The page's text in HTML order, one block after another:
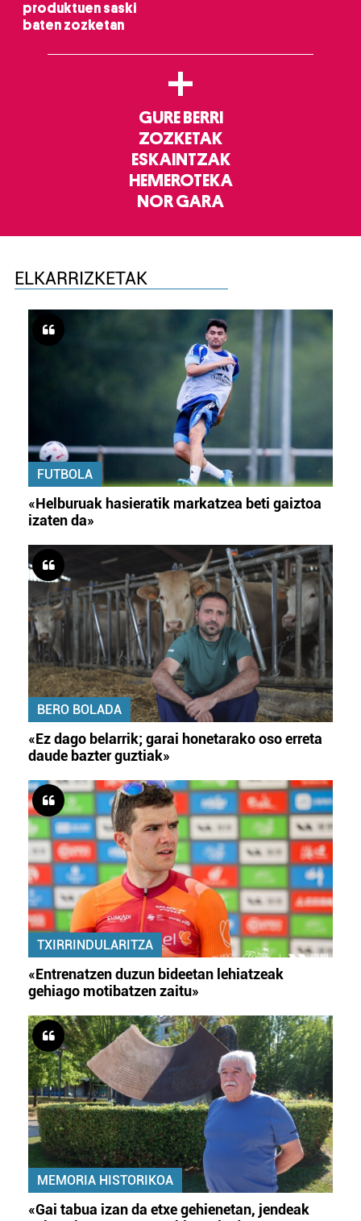
produktuen saski
baten zozketan
+
GURE BERRI
ZOZKETAK
ESKAINTZAK
HEMEROTEKA
NOR GARA
ELKARRIZKETAK
FUTBOLA
«Helburuak hasieratik markatzea beti gaiztoa
izaten da»
BERO BOLADA
«Ez dago belarrik; garai honetarako oso erreta
daude bazter guztiak»
TXIRRINDULARITZA
«Entrenatzen duzun bideetan lehiatzeak
gehiago motibatzen zaitu»
MEMORIA HISTORIKOA
«Gai tabua izan da etxe gehienetan, jendeak